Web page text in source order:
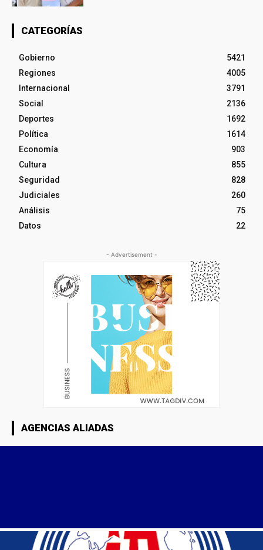
CATEGORÍAS
Gobierno
5421
Regiones
4005
Internacional
3791
Social
2136
Deportes
1692
Política
1614
Economía
903
Cultura
855
Seguridad
828
Judiciales
260
Análisis
75
Datos
22
- Advertisement -
AGENCIAS ALIADAS